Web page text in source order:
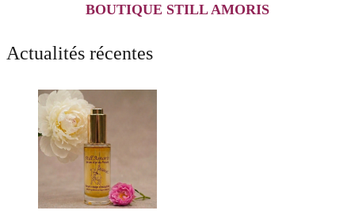
BOUTIQUE STILL AMORIS
Actualités récentes